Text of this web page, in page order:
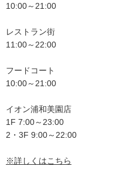
10:00～21:00
レストラン街
11:00～22:00
フードコート
10:00～21:00
イオン浦和美園店
1F 7:00～23:00
2・3F 9:00～22:00
※詳しくはこちら